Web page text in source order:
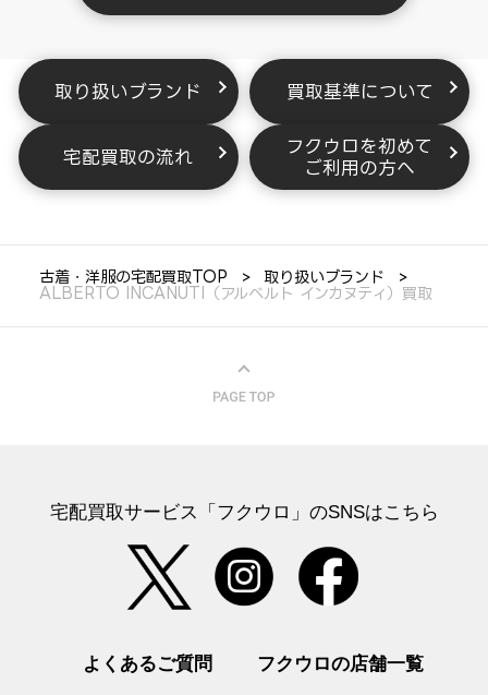
取り扱いブランド 買取基準について
宅配買取の流れ
フクウロを初めて
ご利用の方へ
古着・洋服の宅配買取TOP
取り扱いブランド
ALBERTO INCANUTI（アルベルト インカヌティ）買取
宅配買取サービス「フクウロ」のSNSはこちら
よくあるご質問 フクウロの店舗一覧